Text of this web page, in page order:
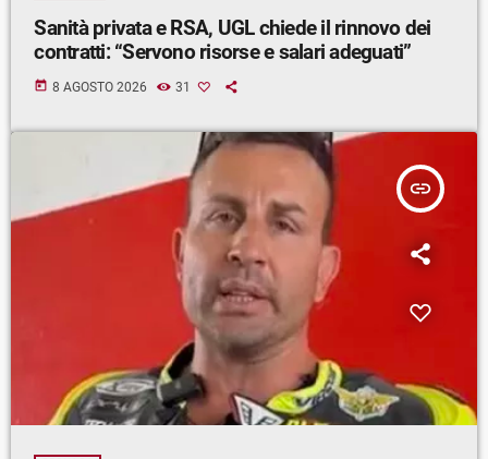
Sanità privata e RSA, UGL chiede il rinnovo dei
contratti: “Servono risorse e salari adeguati”
today 8 AGOSTO 2026 31
insert_link